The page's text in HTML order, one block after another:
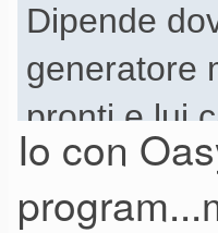
Dipende
generatore
pronti e lui
potrebbe
passando
Io con